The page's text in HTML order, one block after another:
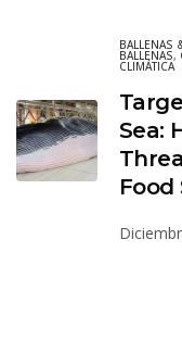
BALLENAS
BALLENAS,
CLIMÁTICA
Sea:
Food